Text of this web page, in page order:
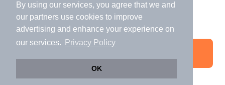
By using our services, you agree that we and
our partners use cookies to improve
advertising and enhance your experience on
our services.
Privacy Policy
OK
✔️
高速表示で似た物件も見つけやすい
✔️
便利な通知機能も充実
©NIFTY Lifestyle Co., Ltd.